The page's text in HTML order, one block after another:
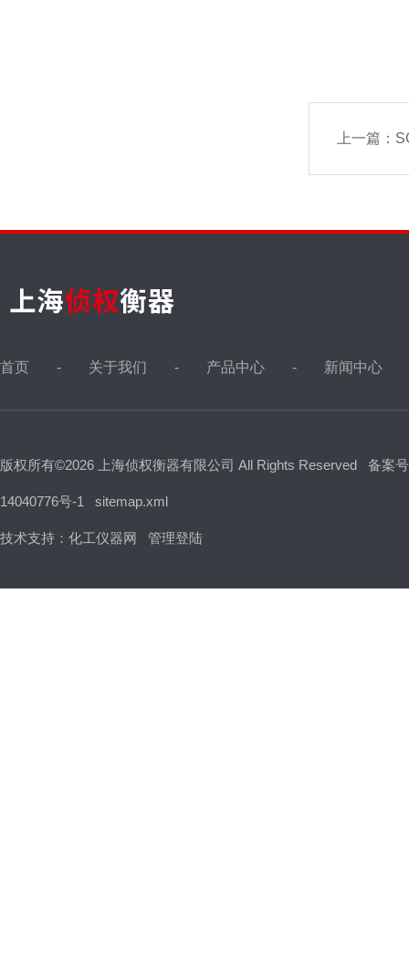
上一篇：
首页 关于我们 产品中心 新闻中心
版权所有©2026 上海侦权衡器有限公司 All Rights Reserved 备案
14040776号-1 sitemap.xml
技术支持： 化工仪器网 管理登陆